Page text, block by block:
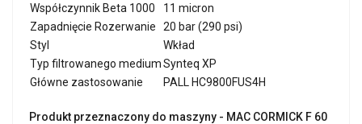
Współczynnik Beta 1000
11 micron
Zapadnięcie Rozerwanie
20 bar (290 psi)
Styl
Wkład
Typ filtrowanego mediumSynteq XP
Główne zastosowanie
PALL HC9800FUS4H
Produkt przeznaczony do maszyny - MAC CORMICK F 60